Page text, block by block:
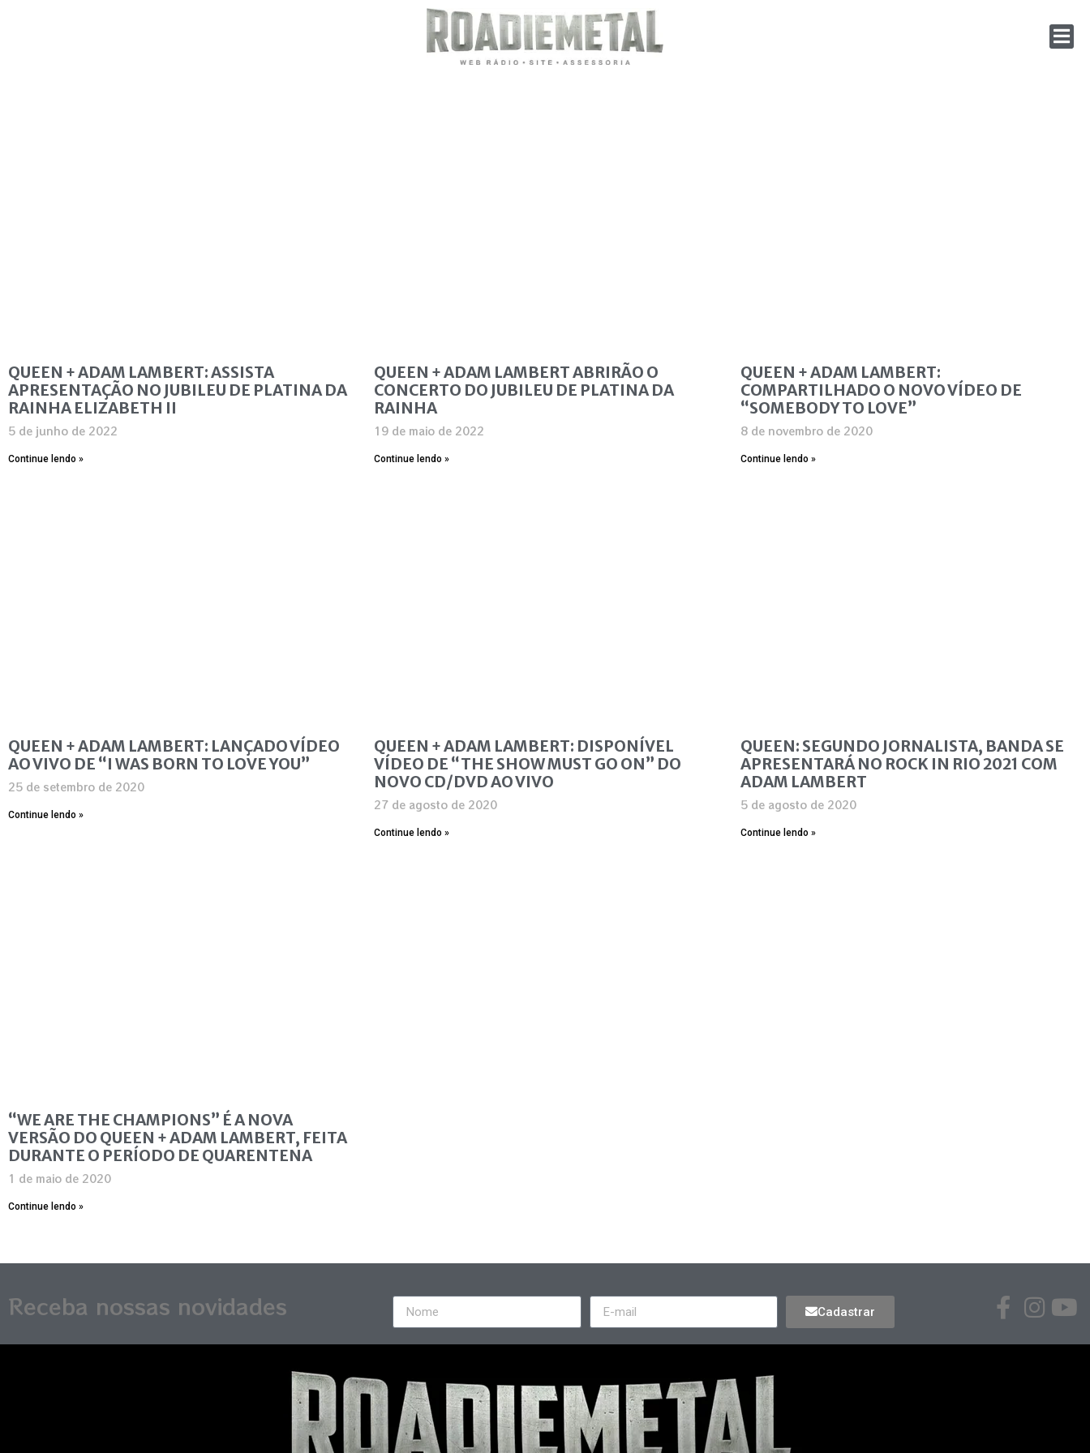
QUEEN + ADAM LAMBERT: ASSISTA
APRESENTAÇÃO NO JUBILEU DE PLATINA DA
RAINHA ELIZABETH II
5 de junho de 2022
Continue lendo »
QUEEN + ADAM LAMBERT ABRIRÃO O
CONCERTO DO JUBILEU DE PLATINA DA
RAINHA
19 de maio de 2022
Continue lendo »
QUEEN + ADAM LAMBERT:
COMPARTILHADO O NOVO VÍDEO DE
“SOMEBODY TO LOVE”
8 de novembro de 2020
Continue lendo »
QUEEN + ADAM LAMBERT: LANÇADO VÍDEO
AO VIVO DE “I WAS BORN TO LOVE YOU”
25 de setembro de 2020
Continue lendo »
QUEEN + ADAM LAMBERT: DISPONÍVEL
VÍDEO DE “THE SHOW MUST GO ON” DO
NOVO CD/DVD AO VIVO
27 de agosto de 2020
Continue lendo »
QUEEN: SEGUNDO JORNALISTA, BANDA SE
APRESENTARÁ NO ROCK IN RIO 2021 COM
ADAM LAMBERT
5 de agosto de 2020
Continue lendo »
“WE ARE THE CHAMPIONS” É A NOVA
VERSÃO DO QUEEN + ADAM LAMBERT, FEITA
DURANTE O PERÍODO DE QUARENTENA
1 de maio de 2020
Continue lendo »
Receba nossas novidades Cadastrar